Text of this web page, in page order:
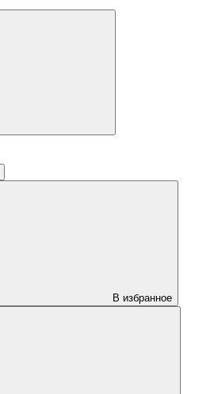
В избранное